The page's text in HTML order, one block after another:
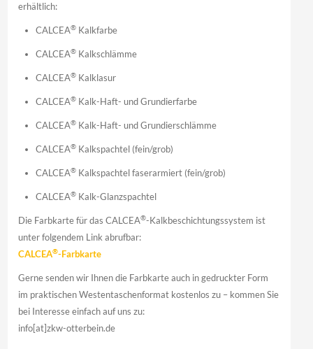
erhältlich:
CALCEA® Kalkfarbe
CALCEA® Kalkschlämme
CALCEA® Kalklasur
CALCEA® Kalk-Haft- und Grundierfarbe
CALCEA® Kalk-Haft- und Grundierschlämme
CALCEA® Kalkspachtel (fein/grob)
CALCEA® Kalkspachtel faserarmiert (fein/grob)
CALCEA® Kalk-Glanzspachtel
Die Farbkarte für das CALCEA®-Kalkbeschichtungssystem ist
unter folgendem Link abrufbar:
CALCEA®-Farbkarte
Gerne senden wir Ihnen die Farbkarte auch in gedruckter Form
im praktischen Westentaschenformat kostenlos zu – kommen Sie
bei Interesse einfach auf uns zu:
info[at]zkw-otterbein.de